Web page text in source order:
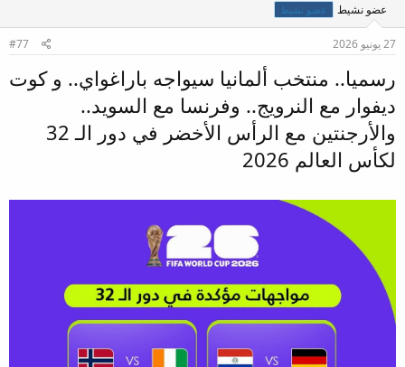
عضو نشيط عضو نشيط
27 يونيو 2026 #77
رسميا.. منتخب ألمانيا سيواجه باراغواي.. و كوت
ديفوار مع النرويج.. وفرنسا مع السويد..
والأرجنتين مع الرأس الأخضر في دور الـ 32
لكأس العالم 2026